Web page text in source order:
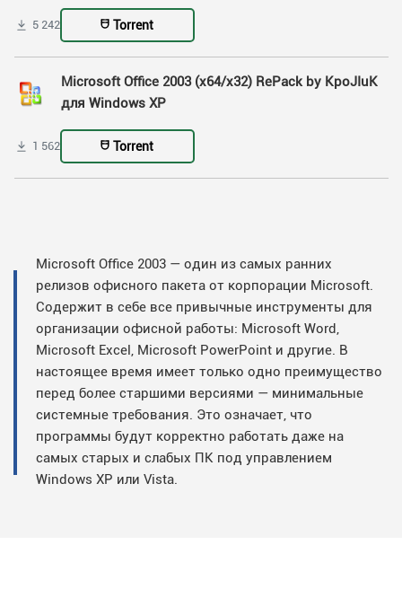
5 242 Torrent
Microsoft Office 2003 (x64/x32) RePack by KpoJIuK
для Windows XP
1 562 Torrent
Microsoft Office 2003 — один из самых ранних
релизов офисного пакета от корпорации Microsoft.
Содержит в себе все привычные инструменты для
организации офисной работы: Microsoft Word,
Microsoft Excel, Microsoft PowerPoint и другие. В
настоящее время имеет только одно преимущество
перед более старшими версиями — минимальные
системные требования. Это означает, что
программы будут корректно работать даже на
самых старых и слабых ПК под управлением
Windows XP или Vista.